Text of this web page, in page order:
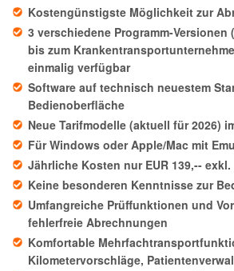
Kostengünstigste Möglichkeit zur
3 verschiedene Programm-Versionen
bis zum
einmalig verfügbar
Software auf technisch neuestem
Bedienoberfläche
Neue Tarifmodelle (aktuell für 2026)
Für Windows oder Apple/Mac mit
Jährliche Kosten nur EUR 139,-- exkl.
Keine besonderen Kenntnisse zur
Umfangreiche Prüffunktionen und
fehlerfreie Abrechnungen
Komfortable
Kilometervorschläge,